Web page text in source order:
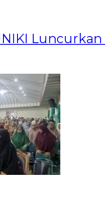
Luncurkan